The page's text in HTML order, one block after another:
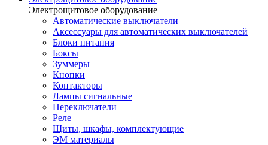
Электрощитовое оборудование
Автоматические выключатели
Аксессуары для автоматических выключателей
Блоки питания
Боксы
Зуммеры
Кнопки
Контакторы
Лампы сигнальные
Переключатели
Реле
Щиты, шкафы, комплектующие
ЭМ материалы